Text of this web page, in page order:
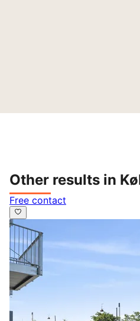
Other results in
Free contact